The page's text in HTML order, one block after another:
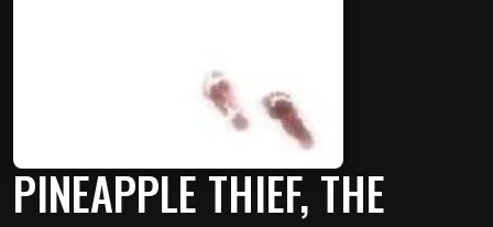
PINEAPPLE THIEF, THE